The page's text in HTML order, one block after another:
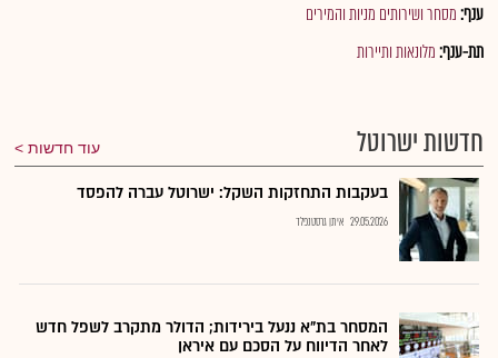
ענף:מסחר ושירותים מניות והמירים
תת-ענף:מלונאות ותיירות
חדשות ישרוטל עוד חדשות
בעקבות התחזקות השקל: ישרוטל עברה להפסד
29.05.2026 איתן גרסטנפלד
המסחר בת"א ננעל בירידות; הדולר מתקרב לשפל חדש
לאחר הדיווח על הסכם עם איראן